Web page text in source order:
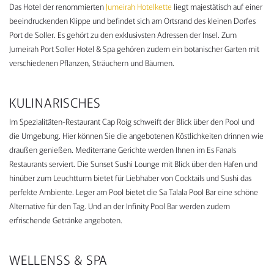
Das Hotel der renommierten Jumeirah Hotelkette liegt majestätisch auf einer
beeindruckenden Klippe und befindet sich am Ortsrand des kleinen Dorfes
Port de Soller. Es gehört zu den exklusivsten Adressen der Insel. Zum
Jumeirah Port Soller Hotel & Spa gehören zudem ein botanischer Garten mit
verschiedenen Pflanzen, Sträuchern und Bäumen.
KULINARISCHES
Im Spezialitäten-Restaurant Cap Roig schweift der Blick über den Pool und
die Umgebung. Hier können Sie die angebotenen Köstlichkeiten drinnen wie
draußen genießen. Mediterrane Gerichte werden Ihnen im Es Fanals
Restaurants serviert. Die Sunset Sushi Lounge mit Blick über den Hafen und
hinüber zum Leuchtturm bietet für Liebhaber von Cocktails und Sushi das
perfekte Ambiente. Leger am Pool bietet die Sa Talala Pool Bar eine schöne
Alternative für den Tag. Und an der Infinity Pool Bar werden zudem
erfrischende Getränke angeboten.
WELLENSS & SPA